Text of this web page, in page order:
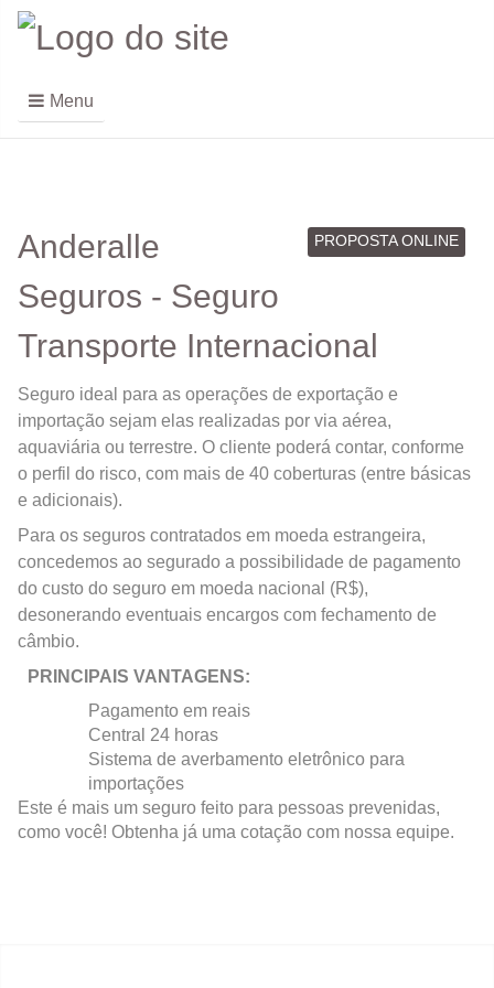
Menu
PROPOSTA ONLINE
Anderalle
Seguros - Seguro
Transporte Internacional
Seguro ideal para as operações de exportação e
importação sejam elas realizadas por via aérea,
aquaviária ou terrestre. O cliente poderá contar, conforme
o perfil do risco, com mais de 40 coberturas (entre básicas
e adicionais).
Para os seguros contratados em moeda estrangeira,
concedemos ao segurado a possibilidade de pagamento
do custo do seguro em moeda nacional (R$),
desonerando eventuais encargos com fechamento de
câmbio.
PRINCIPAIS VANTAGENS:
Pagamento em reais
Central 24 horas
Sistema de averbamento eletrônico para
importações
Este é mais um seguro feito para pessoas prevenidas,
como você! Obtenha já uma cotação com nossa equipe.